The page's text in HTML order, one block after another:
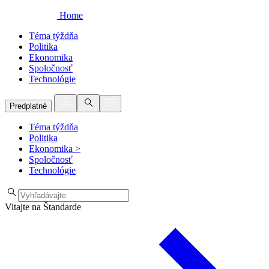
Home
Téma týždňa
Politika
Ekonomika
Spoločnosť
Technológie
Predplatné
Téma týždňa
Politika
Ekonomika >
Spoločnosť
Technológie
Vitajte na Štandarde